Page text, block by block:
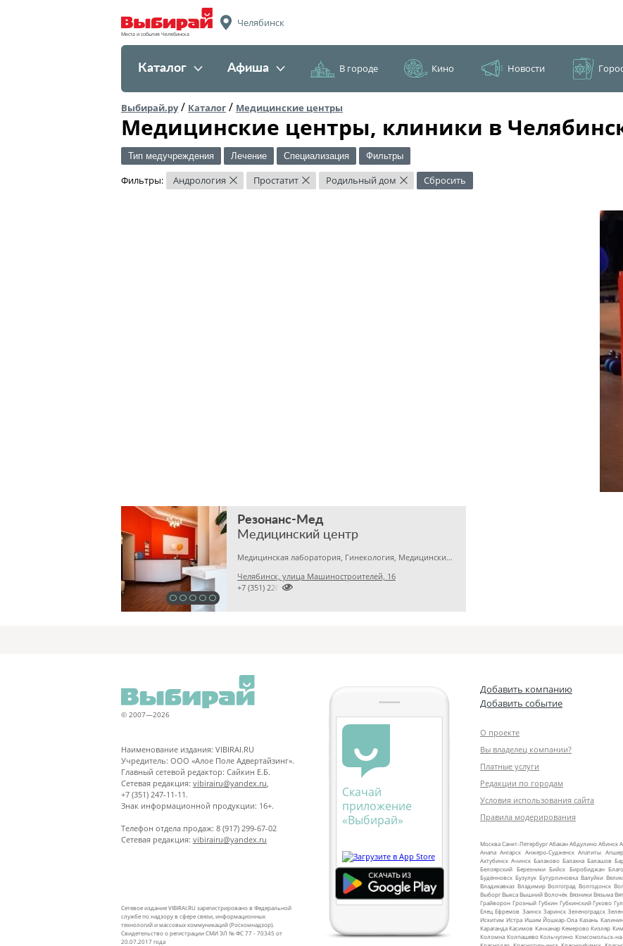
Места и события Челябинска
Челябинск
Каталог Афиша В городе Кино Новости
Выбирай.ру/ Каталог / Медицинские центры
Медицинские центры, клиники в
Тип медучреждения Лечение Специализация Фильтры
Фильтры: Андрология × Простатит × Родильный дом × Сбросить
Резонанс-Мед
Медицинский центр
Медицинская лаборатория, Гинекология, Медицинский центр
Челябинск, улица Машиностроителей, 16

+7 (351) 2201031
© 2007—2026
Наименование издания: VIBIRAI.RU
Учредитель: ООО «Алое Поле Адвертайзинг».
Главный сетевой редактор: Сайкин Е.Б.
Сетевая редакция: vibirairu@yandex.ru
+7 (351) 247-11-11.
Знак информационной продукции: 16+.
Телефон отдела продаж: 8 (917) 299-67-02
Сетевая редакция: vibirairu@yandex.ru
Сетевое издание VIBIRAI.RU зарегистрировано в Федеральной
службе по надзору в сфере связи, информационных
технологий и массовых коммуникаций (Роскомнадзор).
Свидетельство о регистрации СМИ ЭЛ № ФС 77 - 70345 от
20.07.2017 года
Скачай
приложение
«Выбирай»
Добавить компанию
Добавить событие
О проекте
Вы владелец компании?
Платные услуги
Редакции по городам
Условия использования сайта
Правила модерирования
МоскваСанкт‑ПетербургАбаканАбдулиноАбинск
Анапа Ангарск Анжеро‑Судженск Апатиты
Ахтубинск Ачинск Балаково Балахна Балашов
Белоярский Березники Бийск Биробиджан
Будённовск Бузулук Бутурлиновка Валуйки
Владикавказ Владимир Волгоград Волгодонск
ВыборгВыкса Вышний Волочёк Вязники Вязьма
Грайворон Грозный Губкин Губкинский Гуково
Елец Ефремов Заинск Заринск Зеленоградск
Искитим Истра Ишим Йошкар‑Ола Казань
Караганда Касимов Качканар Кемерово Кизляр
Коломна Колпашево Кольчугино